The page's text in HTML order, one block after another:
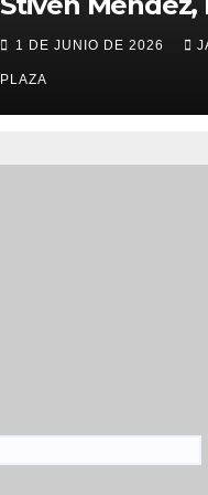
nueva
del atletismo
1 DE JUNIO DE 2026
PLAZA